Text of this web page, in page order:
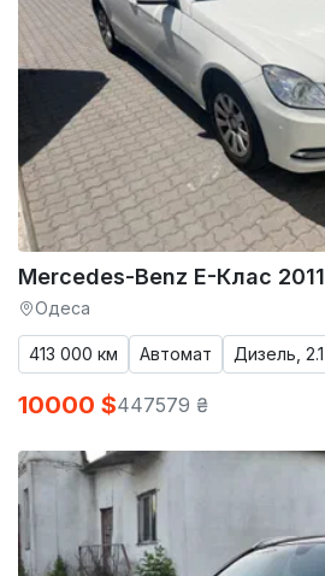
Mercedes-Benz E-Клас 2011
Одеса
413 000 км Автомат Дизель, 2.1
10000 $447579 ₴